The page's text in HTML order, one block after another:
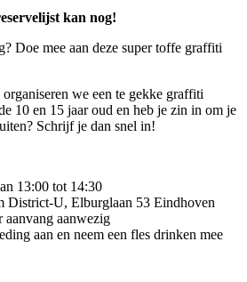
kan nog!
Doe mee aan deze super toffe graffiti
we een te gekke graffiti
10 en 15 jaar oud en heb je zin in om je
Schrijf je dan snel in!
13:00 tot 14:30
District-U, Elburglaan 53 Eindhoven
aanwezig
aan en neem een fles drinken mee